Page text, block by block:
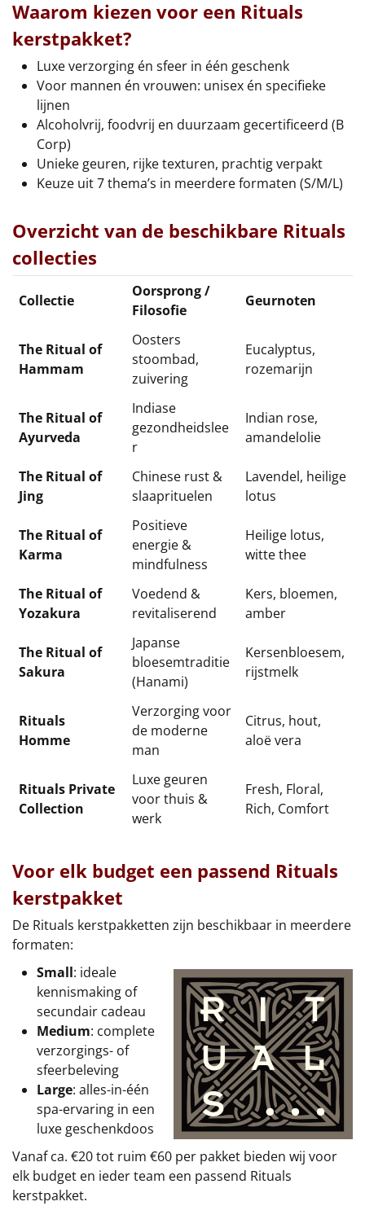
Waarom kiezen voor een Rituals
kerstpakket?
Luxe verzorging én sfeer in één geschenk
Voor mannen én vrouwen: unisex én specifieke
lijnen
Alcoholvrij, foodvrij en duurzaam gecertificeerd (B
Corp)
Unieke geuren, rijke texturen, prachtig verpakt
Keuze uit 7 thema’s in meerdere formaten (S/M/L)
Overzicht van de beschikbare Rituals
collecties
Collectie
Oorsprong /
Filosofie
Geurnoten
The Ritual of
Hammam
Oosters
stoombad,
zuivering
Eucalyptus,
rozemarijn
The Ritual of
Ayurveda
Indiase
gezondheidslee
r
Indian rose,
amandelolie
The Ritual of
Jing
Chinese rust &
slaaprituelen
Lavendel, heilige
lotus
The Ritual of
Karma
Positieve
energie &
mindfulness
Heilige lotus,
witte thee
The Ritual of
Yozakura
Voedend &
revitaliserend
Kers, bloemen,
amber
The Ritual of
Sakura
Japanse
bloesemtraditie
(Hanami)
Kersenbloesem,
rijstmelk
Rituals
Homme
Verzorging voor
de moderne
man
Citrus, hout,
aloë vera
Rituals Private
Collection
Luxe geuren
voor thuis &
werk
Fresh, Floral,
Rich, Comfort
Voor elk budget een passend Rituals
kerstpakket
De Rituals kerstpakketten zijn beschikbaar in meerdere
formaten:
Small: ideale
kennismaking of
secundair cadeau
Medium: complete
verzorgings- of
sfeerbeleving
Large: alles-in-één
spa-ervaring in een
luxe geschenkdoos
Vanaf ca. €20 tot ruim €60 per pakket bieden wij voor
elk budget en ieder team een passend Rituals
kerstpakket.